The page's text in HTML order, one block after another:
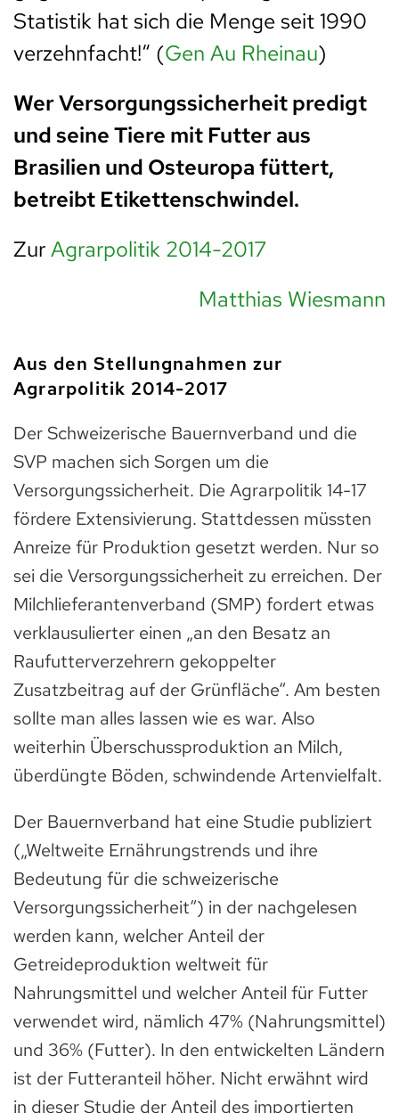
Statistik hat sich die Menge seit 1990
verzehnfacht!“ (Gen Au Rheinau)
Wer Versorgungssicherheit predigt
und seine Tiere mit Futter aus
Brasilien und Osteuropa füttert,
betreibt Etikettenschwindel.
ZurAgrarpolitik 2014-2017
Matthias Wiesmann
Aus den Stellungnahmen zur
Agrarpolitik 2014-2017
Der Schweizerische Bauernverband und die
SVP machen sich Sorgen um die
Versorgungssicherheit. Die Agrarpolitik 14-17
fördere Extensivierung. Stattdessen müssten
Anreize für Produktion gesetzt werden. Nur so
sei die Versorgungssicherheit zu erreichen. Der
Milchlieferantenverband (SMP) fordert etwas
verklausulierter einen „an den Besatz an
Raufutterverzehrern gekoppelter
Zusatzbeitrag auf der Grünfläche“. Am besten
sollte man alles lassen wie es war. Also
weiterhin Überschussproduktion an Milch,
überdüngte Böden, schwindende Artenvielfalt.
Der Bauernverband hat eine Studie publiziert
(„Weltweite Ernährungstrends und ihre
Bedeutung für die schweizerische
Versorgungssicherheit“) in der nachgelesen
werden kann, welcher Anteil der
Getreideproduktion weltweit für
Nahrungsmittel und welcher Anteil für Futter
verwendet wird, nämlich 47% (Nahrungsmittel)
und 36% (Futter). In den entwickelten Ländern
ist der Futteranteil höher. Nicht erwähnt wird
in dieser Studie der Anteil des importierten